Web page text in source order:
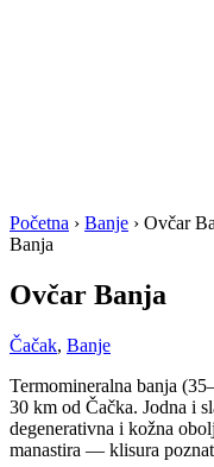
Početna › Banje › Ovčar
Banja
Ovčar Banja
Čačak, Banje
Termomineralna banja
30 km od Čačka. Jodna i
degenerativna i kožna
manastira — klisura